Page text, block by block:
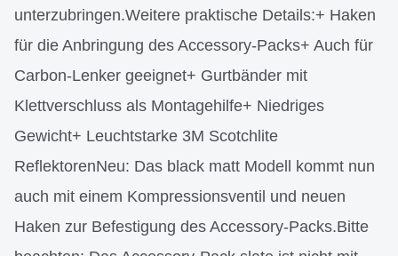
unterzubringen.Weitere praktische Details:+ Haken
für die Anbringung des Accessory-Packs+ Auch für
Carbon-Lenker geeignet+ Gurtbänder mit
Klettverschluss als Montagehilfe+ Niedriges
Gewicht+ Leuchtstarke 3M Scotchlite
ReflektorenNeu: Das black matt Modell kommt nun
auch mit einem Kompressionsventil und neuen
Haken zur Befestigung des Accessory-Packs.Bitte